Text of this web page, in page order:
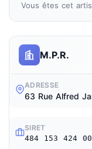
Vous êtes cet
M.P.R.
ADRESSE
63 Rue Alfred
SIRET
484 153 424